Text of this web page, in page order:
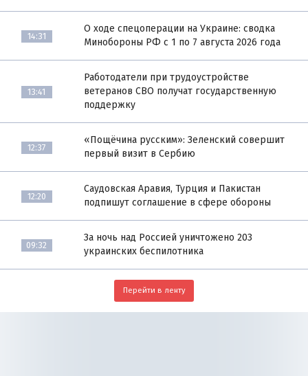
14:31
О ходе спецоперации на Украине: сводка
Минобороны РФ с 1 по 7 августа 2026 года
13:41
Работодатели при трудоустройстве
ветеранов СВО получат государственную
поддержку
12:37
«Пощёчина русским»: Зеленский совершит
первый визит в Сербию
12:20
Саудовская Аравия, Турция и Пакистан
подпишут соглашение в сфере обороны
09:32
За ночь над Россией уничтожено 203
украинских беспилотника
Перейти в ленту